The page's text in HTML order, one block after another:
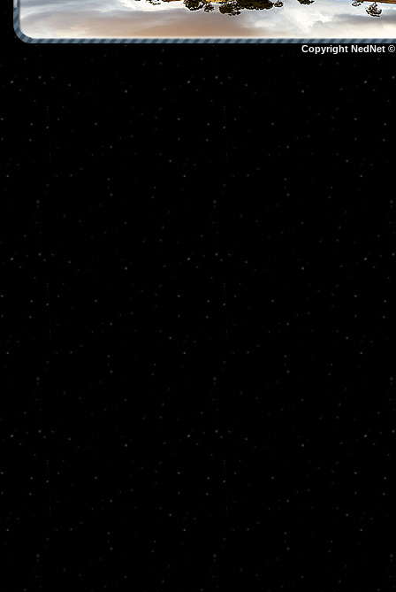
Copyright NedNet